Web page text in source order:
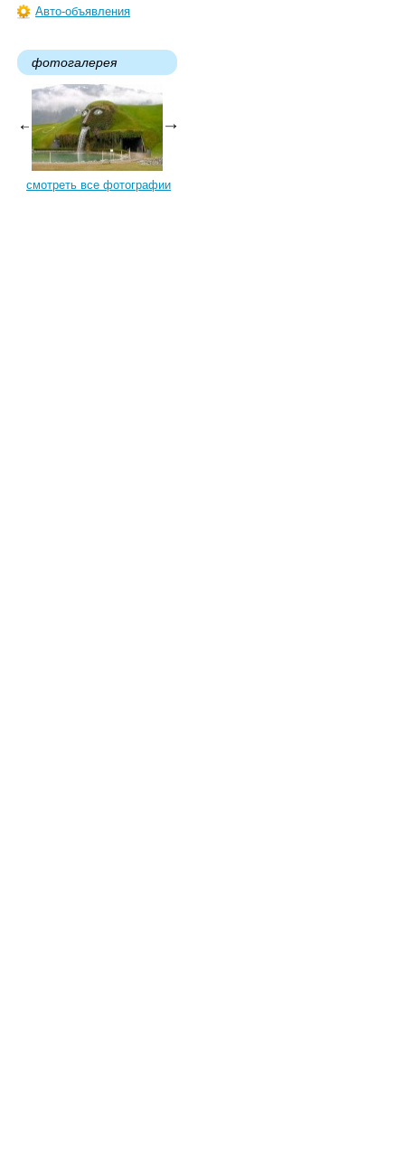
Авто-объявления
фотогалерея
смотреть все фотографии